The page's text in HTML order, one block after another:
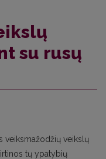
su rusų
veiksmažodžių veikslų
tų ypatybių